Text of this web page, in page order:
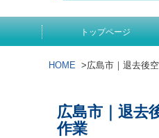
トップページ
HOME >広島市｜退去後
広島市｜退去
作業